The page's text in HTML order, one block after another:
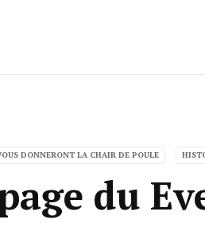
DONNERONT LA CHAIR DE POULE
du